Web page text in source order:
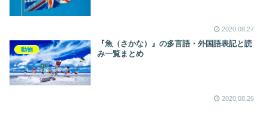
2020.08.27
動物
『魚（さかな）』の多言語・外国語表記と読
み一覧まとめ
2020.08.26